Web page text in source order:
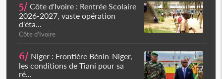
5/ Côte d'Ivoire : Rentrée Scolaire
2026-2027, vaste opération
d'éta...
Côte d'Ivoire
6/ Niger : Frontière Bénin-Niger,
les conditions de Tiani pour sa
ré...